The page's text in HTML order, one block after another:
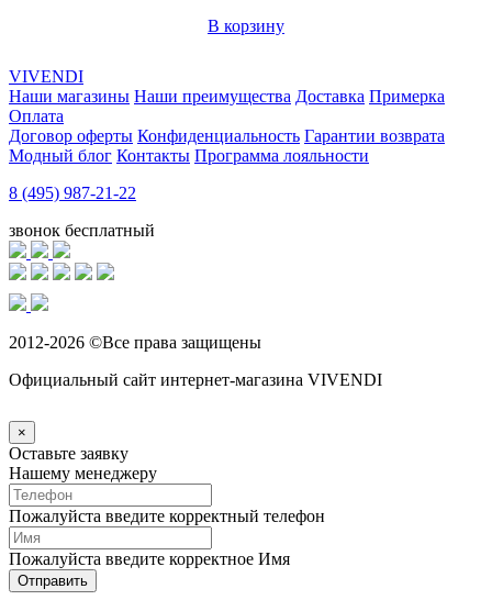
В корзину
VIVENDI
Наши магазины Наши преимущества Доставка Примерка
Оплата
Договор оферты Конфиденциальность Гарантии возврата
Модный блог Контакты Программа лояльности
8 (495) 987-21-22
звонок бесплатный
2012-2026 ©Все права защищены
Официальный сайт интернет-магазина VIVENDI
×
Оставьте заявку
Нашему менеджеру
Пожалуйста введите корректный телефон
Пожалуйста введите корректное Имя
Отправить